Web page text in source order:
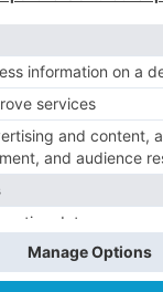
Además, en
se
san amaro